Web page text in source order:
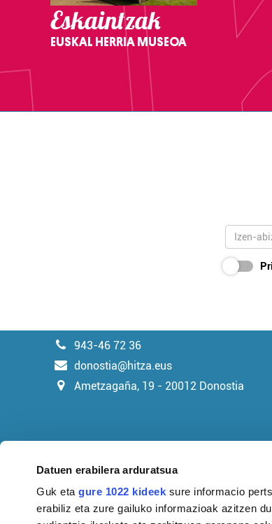
Datuen erabilera arduratsua
Guk etagure 1022 kideek sure informacio
erabiliz eta zure gailuko informazioak azitzen
Eskaintzak
EUSKAL HERRIA MUSEOA
943-46 72 36
donostia@hitza.eus
Ametzagaña, 19 - 20012 Donostia